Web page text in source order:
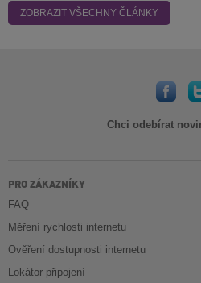
ZOBRAZIT VŠECHNY ČLÁNKY
Chci odebírat
PRO ZÁKAZNÍKY
FAQ
Měření rychlosti internetu
Ověření dostupnosti internetu
Lokátor připojení